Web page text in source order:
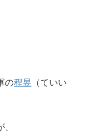
の程昱 （ていい